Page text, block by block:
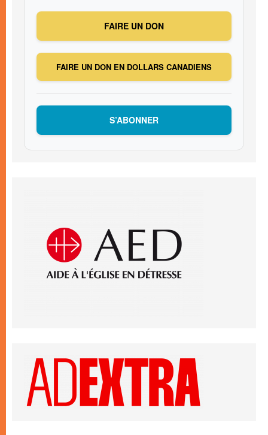
FAIRE UN DON
FAIRE UN DON EN DOLLARS CANADIENS
S’ABONNER